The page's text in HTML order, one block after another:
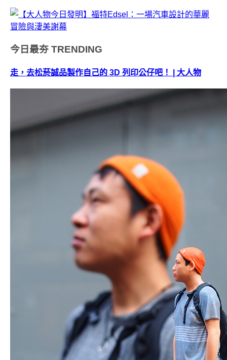
今日最夯 TRENDING
走，去松菸誠品製作自己的 3D 列印公仔吧！ | 大人物